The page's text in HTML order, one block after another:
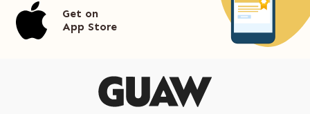
Get on
App Store